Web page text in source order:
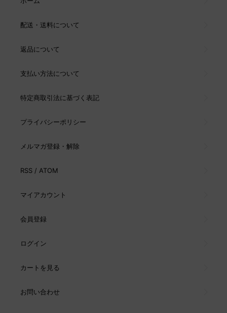
配送・送料について
返品について
支払い方法について
特定商取引法に基づく表記
プライバシーポリシー
メルマガ登録・解除
RSS / ATOM
マイアカウント
会員登録
ログイン
カートを見る
お問い合わせ